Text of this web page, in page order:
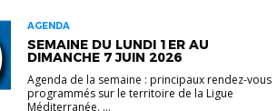
AGENDA
SEMAINE DU LUNDI 1ER AU
DIMANCHE 7 JUIN 2026
Agenda de la semaine : principaux rendez-vous
programmés sur le territoire de la Ligue
Méditerranée. ...